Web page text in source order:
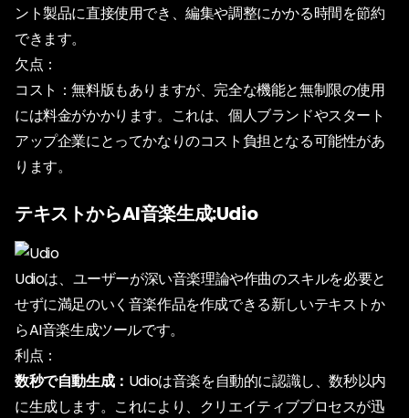
ント製品に直接使用でき、編集や調整にかかる時間を節約
できます。
欠点：
コスト：無料版もありますが、完全な機能と無制限の使用
には料金がかかります。これは、個人ブランドやスタート
アップ企業にとってかなりのコスト負担となる可能性があ
ります。
テキストからAI音楽生成:Udio
Udioは、ユーザーが深い音楽理論や作曲のスキルを必要と
せずに満足のいく音楽作品を作成できる新しいテキストか
らAI音楽生成ツールです。
利点：
数秒で自動生成： Udioは音楽を自動的に認識し、数秒以内
に生成します。これにより、クリエイティブプロセスが迅